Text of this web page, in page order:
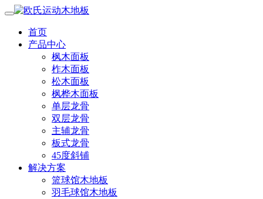
首页
产品中心
枫木面板
柞木面板
松木面板
枫桦木面板
单层龙骨
双层龙骨
主辅龙骨
板式龙骨
45度斜铺
解决方案
篮球馆木地板
羽毛球馆木地板